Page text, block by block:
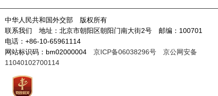
中华人民共和国外交部 版权所有
联系我们 地址：北京市朝阳区朝阳门南大街2号 邮编：100701
电话：+86-10-65961114
网站标识码：bm02000004 京ICP备06038296号
京公网安备
11040102700114